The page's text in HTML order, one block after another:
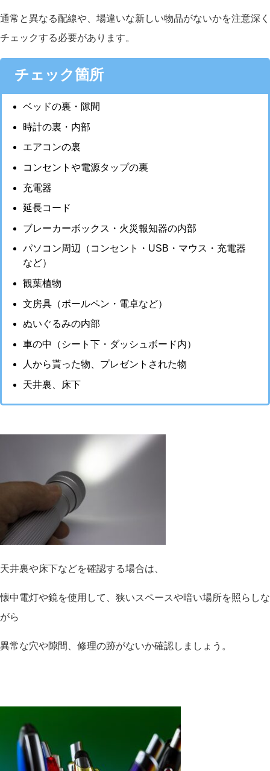
通常と異なる配線や、場違いな新しい物品がないかを注意深く
チェックする必要があります。
チェック箇所
ベッドの裏・隙間
時計の裏・内部
エアコンの裏
コンセントや電源タップの裏
充電器
延長コード
ブレーカーボックス・火災報知器の内部
パソコン周辺（コンセント・USB・マウス・充電器
など）
観葉植物
文房具（ボールペン・電卓など）
ぬいぐるみの内部
車の中（シート下・ダッシュボード内）
人から貰った物、プレゼントされた物
天井裏、床下
天井裏や床下などを確認する場合は、
懐中電灯や鏡を使用して、狭いスペースや暗い場所を照らしな
がら
異常な穴や隙間、修理の跡がないか確認しましょう。